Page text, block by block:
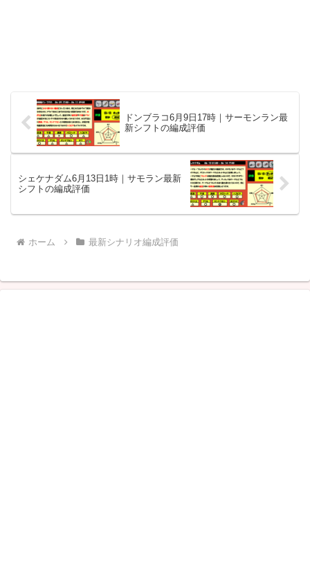
ドンブラコ6月9日17時｜サーモンラン最
新シフトの編成評価
シェケナダム6月13日1時｜サモラン最新
シフトの編成評価
ホーム 最新シナリオ編成評価